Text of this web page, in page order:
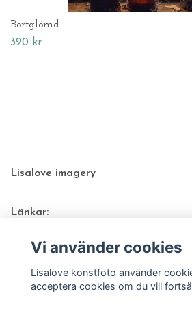
Bortglömd
390 kr
Lisalove imagery
Länkar:
Sociala medier
Vi använder cookies
Lisalove konstfoto använder
acceptera cookies om du vill